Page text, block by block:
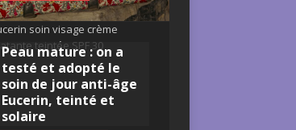
Peau mature : on a
testé et adopté le
soin de jour anti-âge
Eucerin, teinté et
solaire